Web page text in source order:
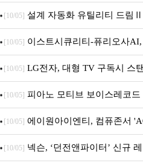
5600MHz 16GB 출시
[10/05] 설계 자동화 유틸리티 드림
무상 배포
[10/05] 이스트시큐리티-퓨리오사
세대 AI 보안 플랫폼 구축
[10/05] LG전자, 대형 TV 구독시 스
[10/05] 피아노 모티브 보이스레코
출시
[10/05] 에이원아이엔티, 컴퓨존서
음.ZIP' 이벤트 진행
[10/05] 넥슨, ‘던전앤파이터’ 신규